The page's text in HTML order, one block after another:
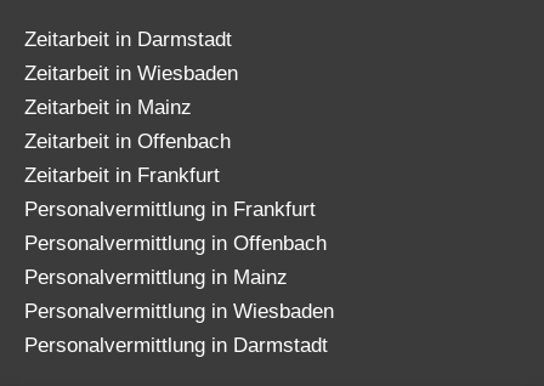
Zeitarbeit in Darmstadt
Zeitarbeit in Wiesbaden
Zeitarbeit in Mainz
Zeitarbeit in Offenbach
Zeitarbeit in Frankfurt
Personalvermittlung in Frankfurt
Personalvermittlung in Offenbach
Personalvermittlung in Mainz
Personalvermittlung in Wiesbaden
Personalvermittlung in Darmstadt